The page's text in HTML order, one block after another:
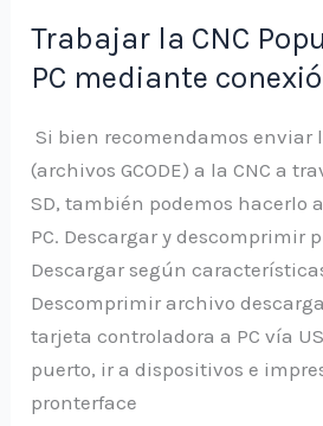
trabajo
fuera
del
Trabajar la CNC
PC mediante
Si bien recomendamos enviar
(archivos GCODE) a la CNC a
SD, también podemos hacerlo
PC. Descargar y descomprimir
Descargar según
Descomprimir archivo
tarjeta controladora a PC vía
puerto, ir a dispositivos e
pronterface